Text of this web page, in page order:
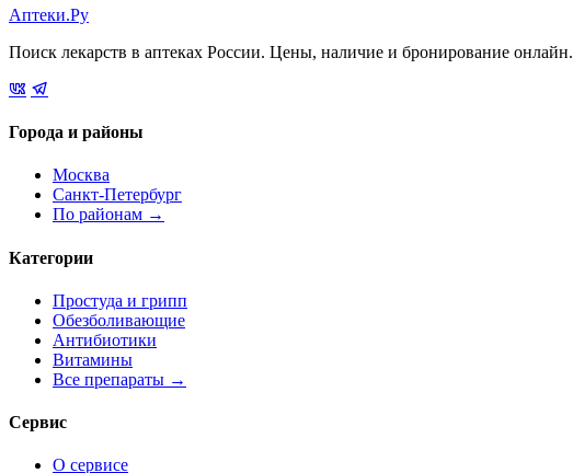
Аптеки.Ру
Поиск лекарств в аптеках России. Цены, наличие и бронирование онлайн.
Города и районы
Москва
Санкт-Петербург
По районам →
Категории
Простуда и грипп
Обезболивающие
Антибиотики
Витамины
Все препараты →
Сервис
О сервисе